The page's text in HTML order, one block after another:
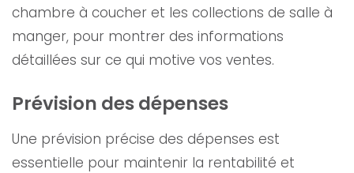
chambre à coucher et les collections de salle à
manger, pour montrer des informations
détaillées sur ce qui motive vos ventes.
Prévision des dépenses
Une prévision précise des dépenses est
essentielle pour maintenir la rentabilité et